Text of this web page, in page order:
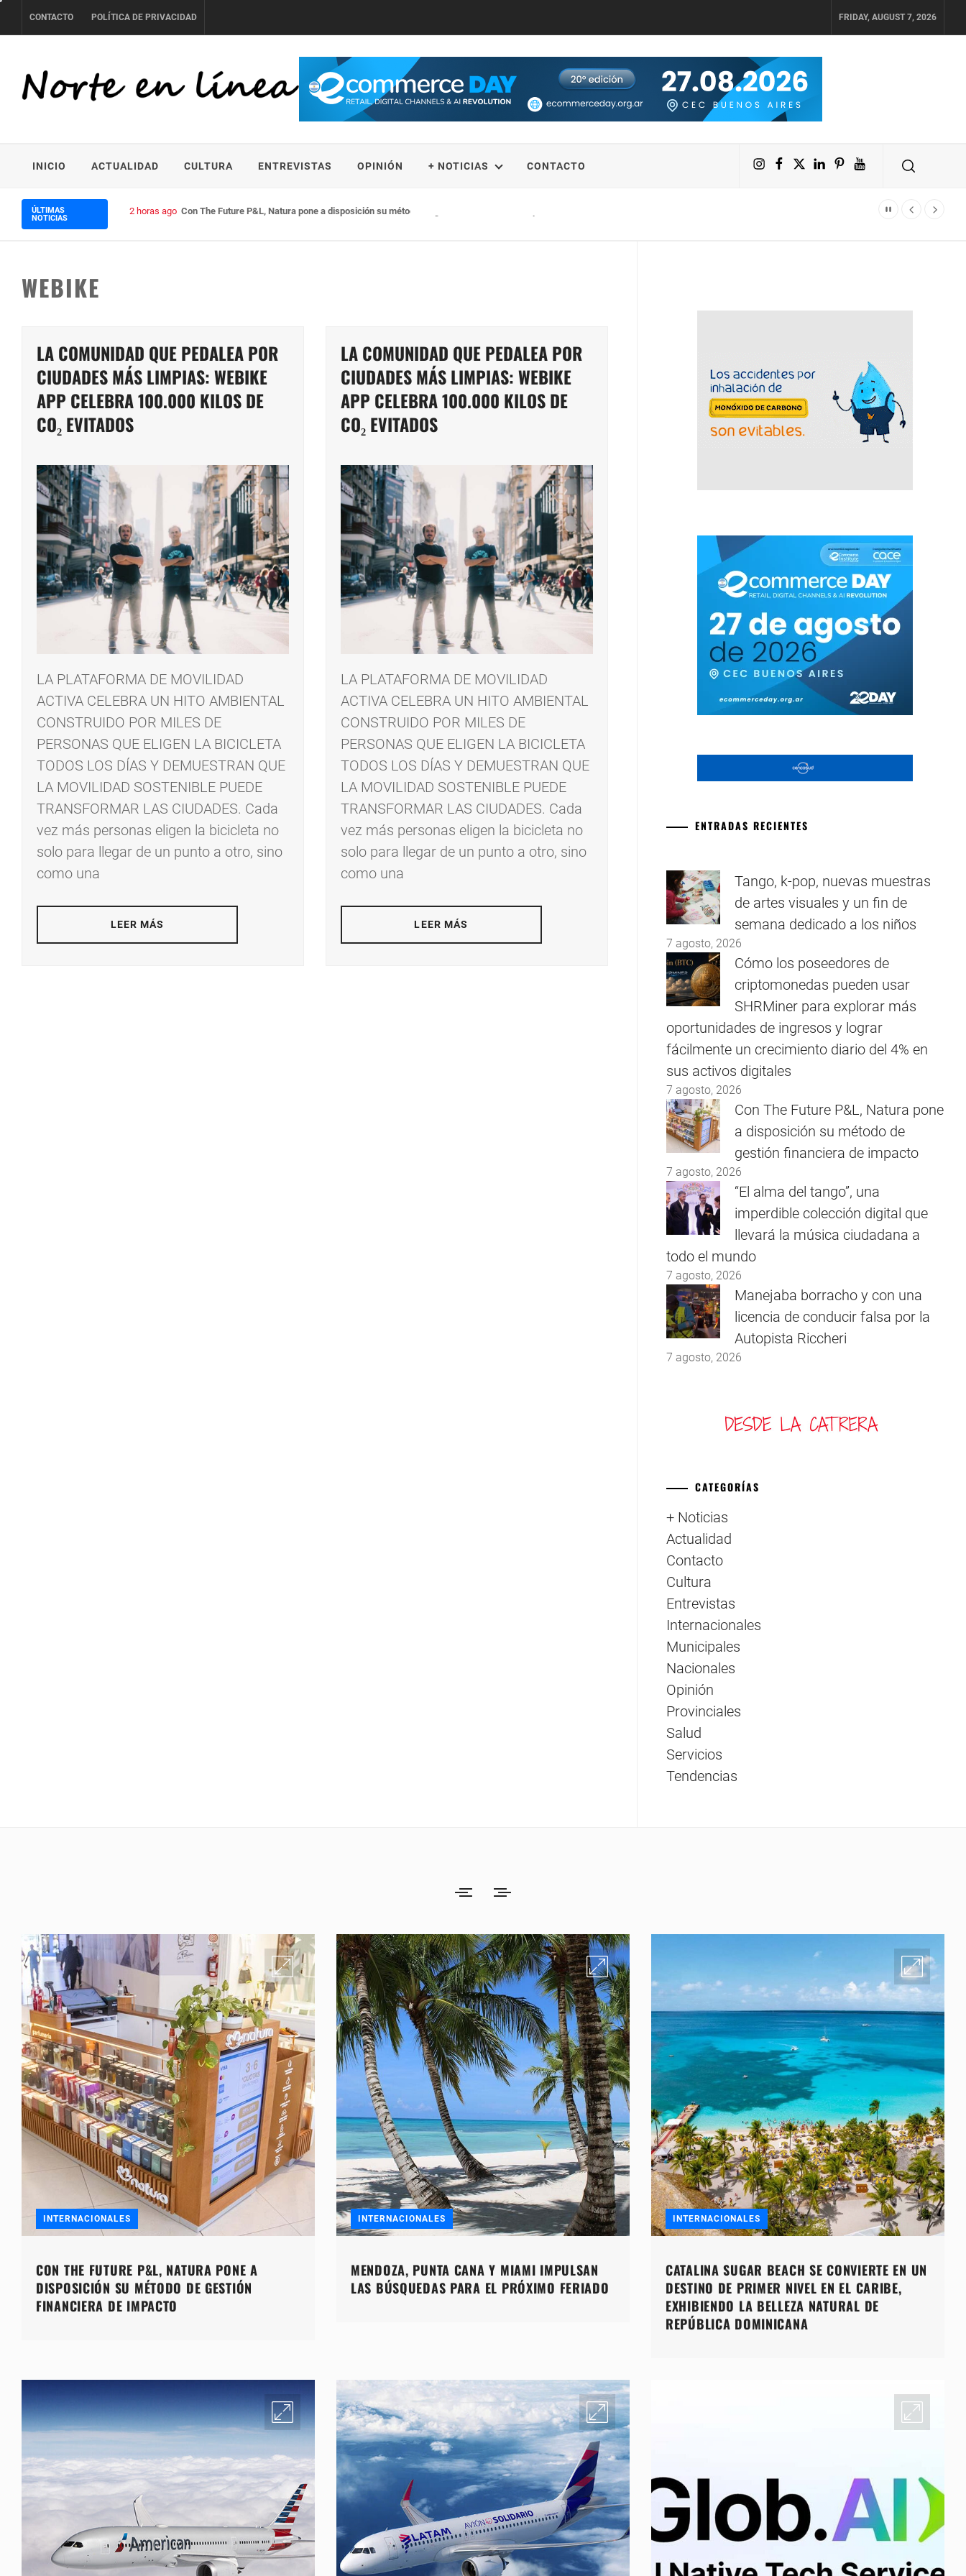
to
CONTACTO POLÍTICA DE PRIVACIDAD FRIDAY, AUGUST 7, 2026
INICIO ACTUALIDAD CULTURA ENTREVISTAS OPINIÓN + NOTICIAS CONTACTO Instagram
Facebook
X LinkedIn
PinterestYouTube
ÚLTIMAS
NOTICIAS
2 horas ago Con The Future P&L, Natura pone a disposición su método de gestión financiera de impacto
WEBIKE
LA COMUNIDAD QUE PEDALEA POR
CIUDADES MÁS LIMPIAS: WEBIKE
APP CELEBRA 100.000 KILOS DE
CO₂ EVITADOS
LA PLATAFORMA DE MOVILIDAD
ACTIVA CELEBRA UN HITO AMBIENTAL
CONSTRUIDO POR MILES DE
PERSONAS QUE ELIGEN LA BICICLETA
TODOS LOS DÍAS Y DEMUESTRAN QUE
LA MOVILIDAD SOSTENIBLE PUEDE
TRANSFORMAR LAS CIUDADES. Cada
vez más personas eligen la bicicleta no
solo para llegar de un punto a otro, sino
como una
LEER MÁS
LA COMUNIDAD QUE PEDALEA POR
CIUDADES MÁS LIMPIAS: WEBIKE
APP CELEBRA 100.000 KILOS DE
CO₂ EVITADOS
LA PLATAFORMA DE MOVILIDAD
ACTIVA CELEBRA UN HITO AMBIENTAL
CONSTRUIDO POR MILES DE
PERSONAS QUE ELIGEN LA BICICLETA
TODOS LOS DÍAS Y DEMUESTRAN QUE
LA MOVILIDAD SOSTENIBLE PUEDE
TRANSFORMAR LAS CIUDADES. Cada
vez más personas eligen la bicicleta no
solo para llegar de un punto a otro, sino
como una
LEER MÁS
ENTRADAS RECIENTES
Tango, k-pop, nuevas muestras
de artes visuales y un fin de
semana dedicado a los niños
7 agosto, 2026
Cómo los poseedores de
criptomonedas pueden usar
SHRMiner para explorar más
oportunidades de ingresos y lograr
fácilmente un crecimiento diario del 4% en
sus activos digitales
7 agosto, 2026
Con The Future P&L, Natura pone
a disposición su método de
gestión financiera de impacto
7 agosto, 2026
“El alma del tango”, una
imperdible colección digital que
llevará la música ciudadana a
todo el mundo
7 agosto, 2026
Manejaba borracho y con una
licencia de conducir falsa por la
Autopista Riccheri
7 agosto, 2026
CATEGORÍAS
+ Noticias
Actualidad
Contacto
Cultura
Entrevistas
Internacionales
Municipales
Nacionales
Opinión
Provinciales
Salud
Servicios
Tendencias
INTERNACIONALES
CON THE FUTURE P&L, NATURA PONE A
DISPOSICIÓN SU MÉTODO DE GESTIÓN
FINANCIERA DE IMPACTO
INTERNACIONALES
MENDOZA, PUNTA CANA Y MIAMI IMPULSAN
LAS BÚSQUEDAS PARA EL PRÓXIMO FERIADO
INTERNACIONALES
CATALINA SUGAR BEACH SE CONVIERTE EN UN
DESTINO DE PRIMER NIVEL EN EL CARIBE,
EXHIBIENDO LA BELLEZA NATURAL DE
REPÚBLICA DOMINICANA